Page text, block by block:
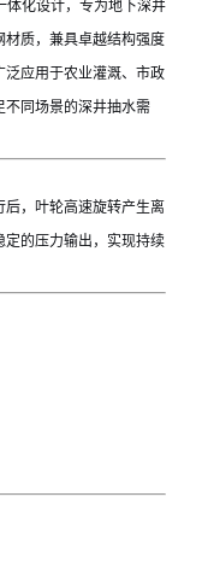
体化设计，专为地下深井
质，兼具卓越结构强度
应用于农业灌溉、市政
不同场景的深井抽水需
，叶轮高速旋转产生离
的压力输出，实现持续